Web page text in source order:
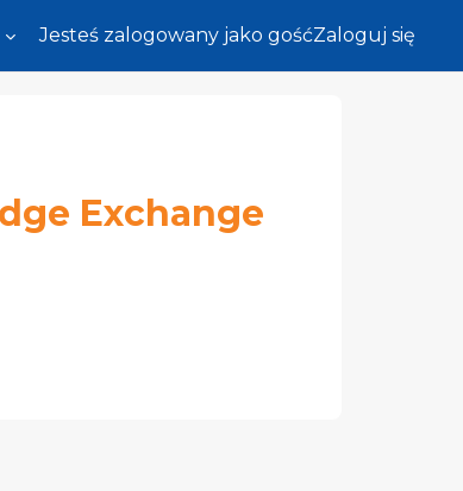
Jesteś zalogowany jako gośćZaloguj się
Exchange